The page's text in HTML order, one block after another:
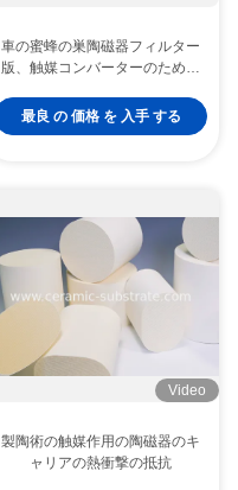
車の蜜蜂の巣陶磁器フィルター
版、触媒コンバーターのための
最良 の 価格 を 入手 する
Video
製陶術の触媒作用の陶磁器のキ
ャリアの熱衝撃の抵抗